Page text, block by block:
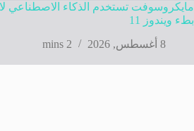
مايكروسوفت تستخدم الذكاء الاصطناعي
بطء ويندوز 11
8 أغسطس, 2026
2 mins